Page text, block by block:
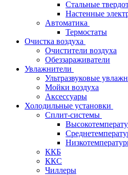
Стальные
Настенные
Автоматика
Термостаты
Очистка воздуха
Очистители воздуха
Обеззараживатели
Увлажнители
Ультразвуковые
Мойки воздуха
Аксессуары
Холодильные установки
Сплит-системы
ККБ
ККС
Чиллеры